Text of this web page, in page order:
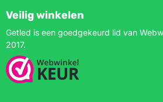
Veilig winkelen
Getled is een goedgekeurd lid van
2017.